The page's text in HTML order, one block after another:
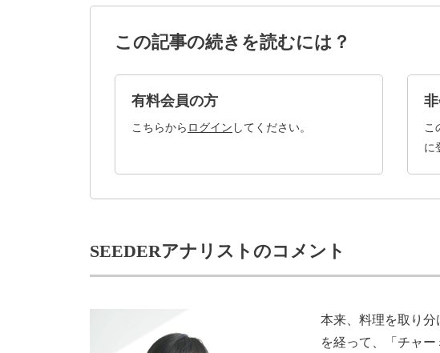
この記事の続きを読むには？
有料会員の方
こちらから ログイン してください。 こ
に
SEEDERアナリストのコメント
本来、料理を取り
を経って、「チャ